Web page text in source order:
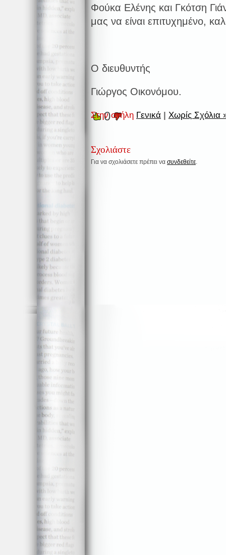
Φούκα Ελένης και Γκότση
μας να είναι επιτυχημένο,
Ο διευθυντής
Γιώργος Οικονόμου.
Στην στήλη Γενικά | Χωρίς Σχόλια
0
Σχολιάστε
Για να σχολιάσετε πρέπει να συνδεθείτε.